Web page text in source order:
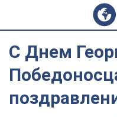
С Днем